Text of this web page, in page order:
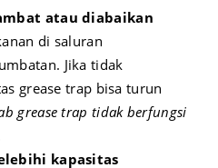
atau diabaikan
di saluran
Jika tidak
grease trap bisa turun
grease trap tidak berfungsi
kapasitas